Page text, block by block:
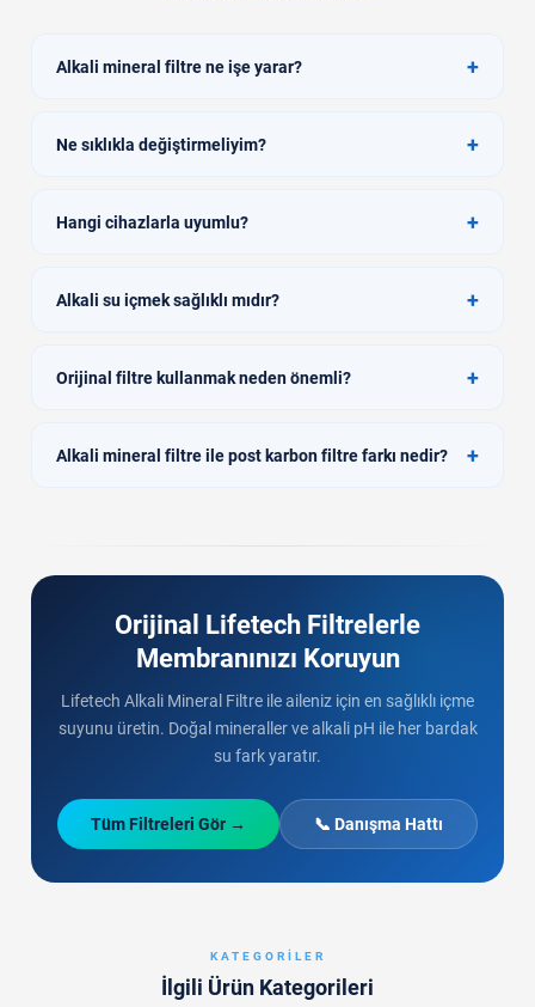
Alkali mineral filtre ne işe yarar? +
Ne sıklıkla değiştirmeliyim? +
Hangi cihazlarla uyumlu? +
Alkali su içmek sağlıklı mıdır? +
Orijinal filtre kullanmak neden önemli? +
Alkali mineral filtre ile post karbon filtre farkı nedir? +
Orijinal Lifetech Filtrelerle
Membranınızı Koruyun
Lifetech Alkali Mineral Filtre ile aileniz için en sağlıklı içme
suyunu üretin. Doğal mineraller ve alkali pH ile her bardak
su fark yaratır.
Tüm Filtreleri Gör → 📞 Danışma Hattı
KATEGORILER
İlgili Ürün Kategorileri